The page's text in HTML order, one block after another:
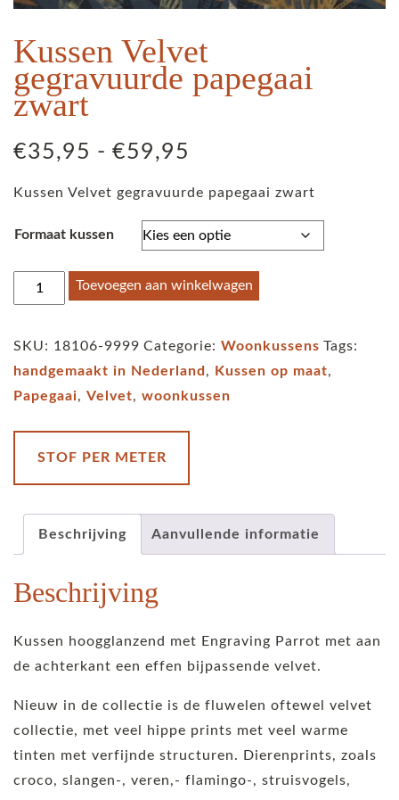
Kussen Velvet
gegravuurde papegaai
zwart
€35,95 - €59,95
tot
€59,95
Kussen Velvet gegravuurde papegaai zwart
Formaat kussen
Kussen
Velvet
aantal
Toevoegen aan winkelwagen
SKU: 18106-9999 Categorie: Woonkussens Tags:
handgemaakt in Nederland , Kussen op maat,
Papegaai, Velvet, woonkussen
STOF PER METER
Beschrijving Aanvullende informatie
Beschrijving
Kussen hoogglanzend met Engraving Parrot met aan
de achterkant een effen bijpassende velvet.
Nieuw in de collectie is de fluwelen oftewel velvet
collectie, met veel hippe prints met veel warme
tinten met verfijnde structuren. Dierenprints, zoals
croco, slangen-, veren,- flamingo-, struisvogels,